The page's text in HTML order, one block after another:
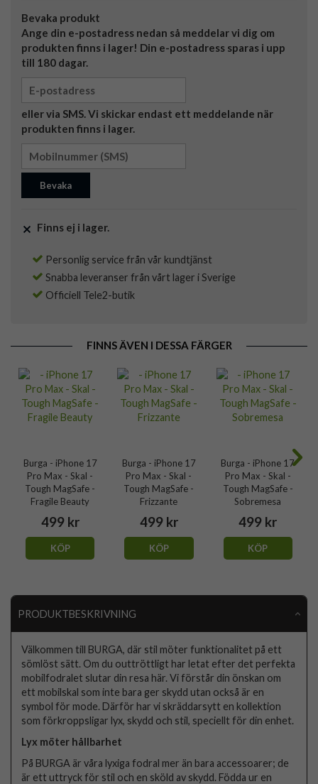
Bevaka produkt
Ange din e-postadress nedan så meddelar vi dig om
produkten finns i lager! Din e-postadress sparas i upp
till 180 dagar.
eller via SMS. Vi skickar endast ett meddelande när
produkten finns i lager.
Bevaka
Finns ej i lager.
Personlig service från vår kundtjänst
Snabba leveranser från vårt lager i Sverige
Officiell Tele2-butik
FINNS ÄVEN I DESSA FÄRGER
Burga - iPhone 17
Pro Max - Skal -
Tough MagSafe -
Fragile Beauty
499 kr
KÖP
Burga - iPhone 17
Pro Max - Skal -
Tough MagSafe -
Frizzante
499 kr
KÖP
Burga - iPhone 17
Pro Max - Skal -
Tough MagSafe -
Sobremesa
499 kr
KÖP
PRODUKTBESKRIVNING
Välkommen till BURGA, där stil möter funktionalitet på ett
sömlöst sätt. Om du outtröttligt har letat efter det perfekta
mobilfodralet slutar din resa här. Vi förstår din önskan om
ett mobilskal som inte bara ger skydd utan också är en
symbol för mode. Därför har vi skräddarsytt en kollektion
som förkroppsligar lyx, skydd och stil, speciellt för din enhet.
Lyx möter hållbarhet
På BURGA är våra lyxiga fodral mer än bara accessoarer; de
är ett uttryck för stil och en sköld av skydd. Födda ur en